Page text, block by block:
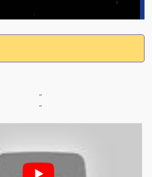
"
"